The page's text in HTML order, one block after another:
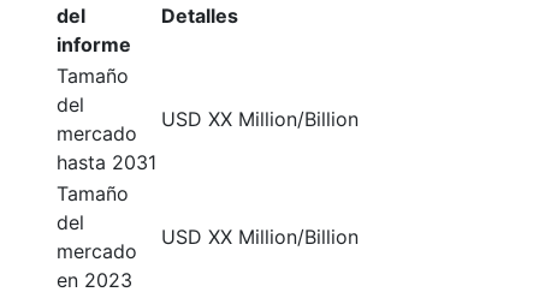
del
informe
Detalles
Tamaño
del
mercado
hasta 2031
USD XX Million/Billion
Tamaño
del
mercado
en 2023
USD XX Million/Billion